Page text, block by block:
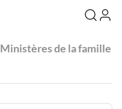
Ministères de la famille